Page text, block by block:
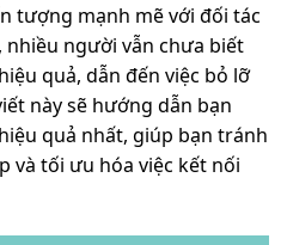
tượng mạnh mẽ với đối tác
nhiều người vẫn chưa biết
quả, dẫn đến việc bỏ lỡ
này sẽ hướng dẫn bạn
quả nhất, giúp bạn tránh
và tối ưu hóa việc kết nối